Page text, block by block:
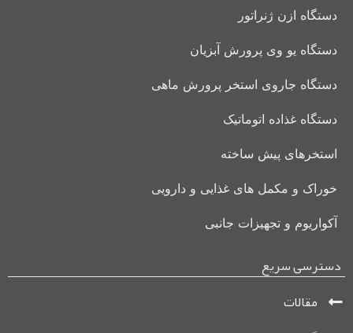
دستگاه ازن ژنراتور
دستگاه یو وی پرورش آبزیان
دستگاه جاروی استخر پرورش ماهی
دستگاه غذاده اتوماتیک
استخرهای پیش ساخته
خوراک و مکمل های غذایی و دارویی
آکواریوم و تجهیزات جانبی
دسترسی سریع
مقالات